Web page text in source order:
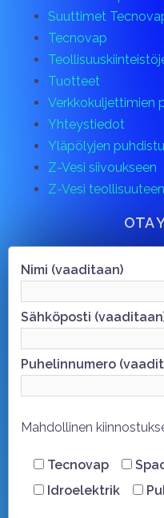
Suuttimet
Tecnovap
Tuotteet
Verkkokuljettimien
Yhteystiedot
Yläpölyjen
Z-Vesi siivoukseen
Z-Vesi teollisuuteen
OTA
Nimi (vaaditaan)
Sähköposti
Puhelinnumero
Mahdollinen
Tecnovap
Idroelektrik